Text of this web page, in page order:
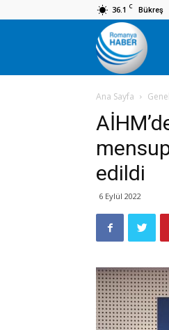
36.1 C Bükreş
Haber
Ana Sayfa Genel
edildi
6 Eylül 2022